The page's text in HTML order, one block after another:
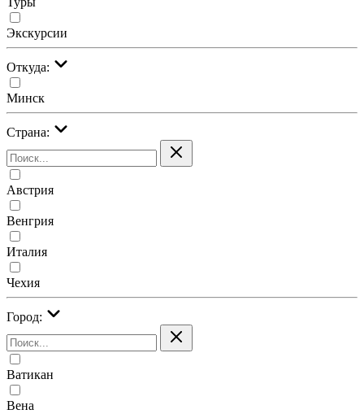
Экскурсии
Откуда:
Минск
Страна:
Австрия
Венгрия
Италия
Чехия
Город:
Ватикан
Вена